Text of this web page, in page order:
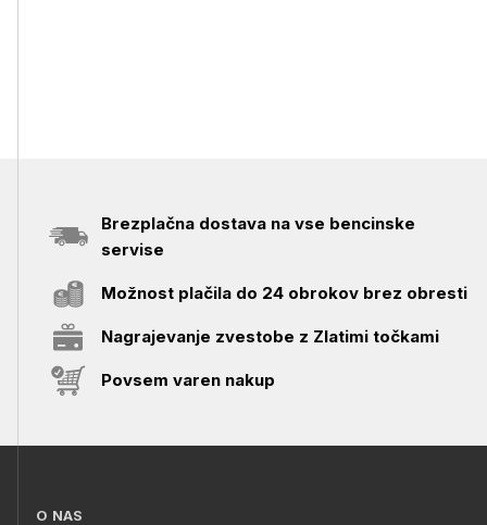
Brezplačna dostava na vse bencinske
servise
Možnost plačila do 24 obrokov brez obresti
Nagrajevanje zvestobe z Zlatimi točkami
Povsem varen nakup
O NAS